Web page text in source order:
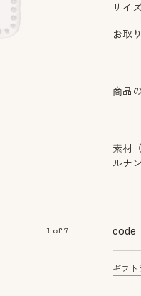
1of 7
サイ
お取
商品
素材
ルナ
code
ギフト